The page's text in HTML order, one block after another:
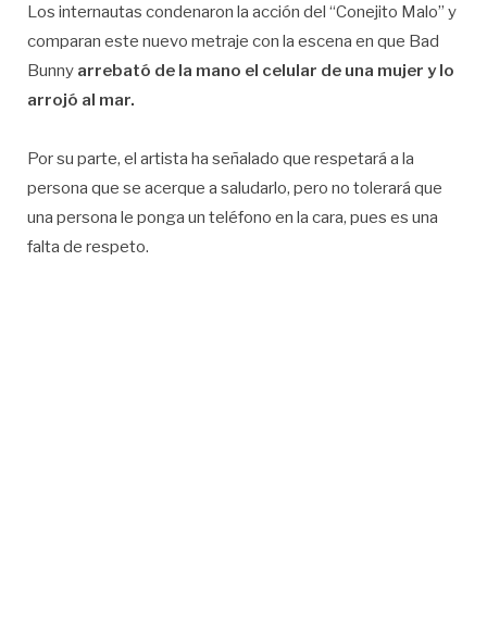
Los internautas condenaron la acción del “Conejito Malo” y
comparan este nuevo metraje con la escena en que Bad
Bunny arrebató de la mano el celular de una mujer y lo
arrojó al mar.
Por su parte, el artista ha señalado que respetará a la
persona que se acerque a saludarlo, pero no tolerará que
una persona le ponga un teléfono en la cara, pues es una
falta de respeto.